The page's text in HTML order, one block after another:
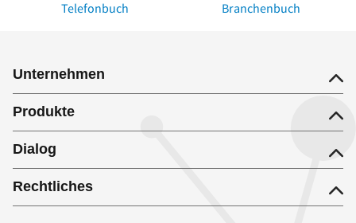
Telefonbuch Branchenbuch
Unternehmen
Produkte
Dialog
Rechtliches